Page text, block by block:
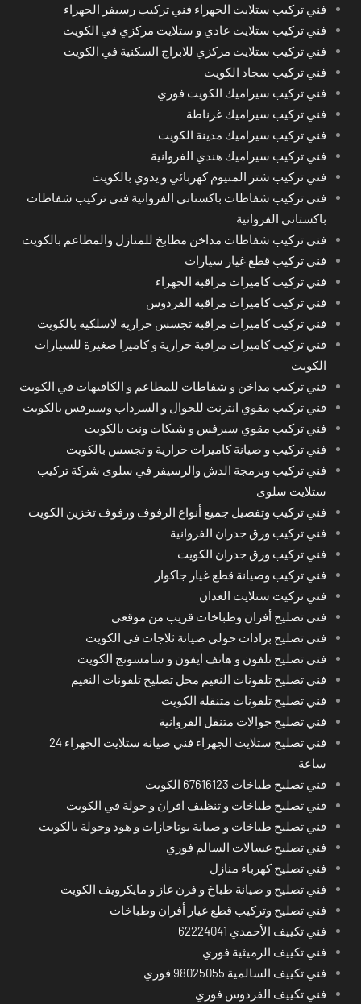
فني تركيب ستلايت الجهراء فني تركيب رسيفر الجهراء
فني تركيب ستلايت عادي و ستلايت مركزي في الكويت
فني تركيب ستلايت مركزي للابراج السكنية في الكويت
فني تركيب سجاد الكويت
فني تركيب سيراميك الكويت فوري
فني تركيب سيراميك غرناطة
فني تركيب سيراميك مدينة الكويت
فني تركيب سيراميك هندي الفروانية
فني تركيب شتر المنيوم كهربائي و يدوي بالكويت
فني تركيب شفاطات باكستاني الفروانية فني تركيب شفاطات
باكستاني الفروانية
فني تركيب شفاطات مداخن مطابخ للمنازل والمطاعم بالكويت
فني تركيب قطع غيار سيارات
فني تركيب كاميرات مراقبة الجهراء
فني تركيب كاميرات مراقبة الفردوس
فني تركيب كاميرات مراقبة تجسس حرارية لاسلكية بالكويت
فني تركيب كاميرات مراقبة حرارية و كاميرا صغيرة للسيارات
الكويت
فني تركيب مداخن و شفاطات للمطاعم و الكافيهات في الكويت
فني تركيب مقوي انترنت للجوال و السرداب وسيرفس بالكويت
فني تركيب مقوي سيرفس و شبكات ونت بالكويت
فني تركيب و صيانة كاميرات حرارية و تجسس بالكويت
فني تركيب وبرمجة الدش والرسيفر في سلوى شركة تركيب
ستلايت سلوى
فني تركيب وتفصيل جميع أنواع الرفوف ورفوف تخزين الكويت
فني تركيب ورق جدران الفروانية
فني تركيب ورق جدران الكويت
فني تركيب وصيانة قطع غيار جاكوار
فني تركيت ستلايت العدان
فني تصليح أفران وطباخات قريب من موقعي
فني تصليح برادات حولي صيانة ثلاجات في الكويت
فني تصليح تلفون و هاتف ايفون و سامسونج الكويت
فني تصليح تلفونات النعيم محل تصليح تلفونات النعيم
فني تصليح تلفونات متنقلة الكويت
فني تصليح جوالات متنقل الفروانية
فني تصليح ستلايت الجهراء فني صيانة ستلايت الجهراء 24
ساعة
فني تصليح طباخات 67616123 الكويت
فني تصليح طباخات و تنظيف افران و جولة في الكويت
فني تصليح طباخات و صيانة بوتاجازات و هود وجولة بالكويت
فني تصليح غسالات السالم فوري
فني تصليح كهرباء منازل
فني تصليح و صيانة طباخ و فرن غاز و مايكرويف الكويت
فني تصليح وتركيب قطع غيار أفران وطباخات
فني تكييف الأحمدي 62224041
فني تكييف الرميثية فوري
فني تكييف السالمية 98025055 فوري
فني تكييف الفردوس فوري